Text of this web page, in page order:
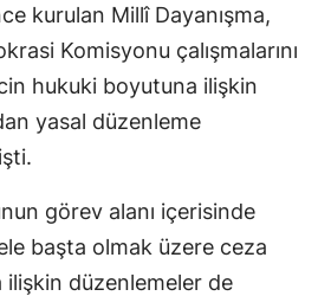
kurulan Millî Dayanışma,
Komisyonu çalışmalarını
hukuki boyutuna ilişkin
yasal düzenleme
görev alanı içerisinde
başta olmak üzere ceza
ilişkin düzenlemeler de